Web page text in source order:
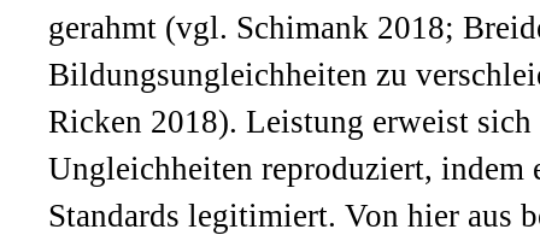
gerahmt (vgl. Schimank 2018;
Bildungsungleichheiten zu
Ricken 2018). Leistung erweist
Ungleichheiten reproduziert,
Standards legitimiert. Von hier aus